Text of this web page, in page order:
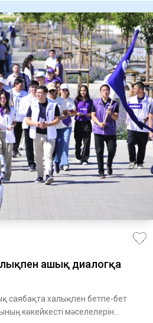
ашық диалогқа
саябақта халықпен бетпе-бет
көкейкесті мәселелерін